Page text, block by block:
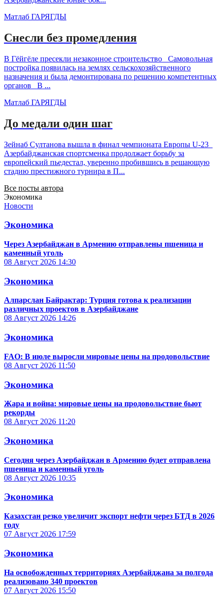
Матлаб ГАРЯГДЫ
Снесли без промедления
В Гёйгёле пресекли незаконное строительство Самовольная
постройка появилась на землях сельскохозяйственного
назначения и была демонтирована по решению компетентных
органов В ...
Матлаб ГАРЯГДЫ
До медали один шаг
Зейнаб Султанова вышла в финал чемпионата Европы U-23
Азербайджанская спортсменка продолжает борьбу за
европейский пьедестал, уверенно пробившись в решающую
стадию престижного турнира в П...
Все посты автора
Экономика
Новости
Экономика
Через Азербайджан в Армению отправлены пшеница и
каменный уголь
08 Август 2026 14:30
Экономика
Алпарслан Байрактар: Турция готова к реализации
различных проектов в Азербайджане
08 Август 2026 14:26
Экономика
FAO: В июле выросли мировые цены на продовольствие
08 Август 2026 11:50
Экономика
Жара и война: мировые цены на продовольствие бьют
рекорды
08 Август 2026 11:20
Экономика
Сегодня через Азербайджан в Армению будет отправлена
пшеница и каменный уголь
08 Август 2026 10:35
Экономика
Казахстан резко увеличит экспорт нефти через БТД в 2026
году
07 Август 2026 17:59
Экономика
На освобожденных территориях Азербайджана за полгода
реализовано 340 проектов
07 Август 2026 15:50